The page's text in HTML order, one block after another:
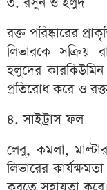
রক্ত পরিষ্কারের
লিভারকে সক্রিয়
হলুদের
প্রতিরোধ করে ও
৪. সাইট্রাস ফল
লেবু, কমলা,
লিভারের